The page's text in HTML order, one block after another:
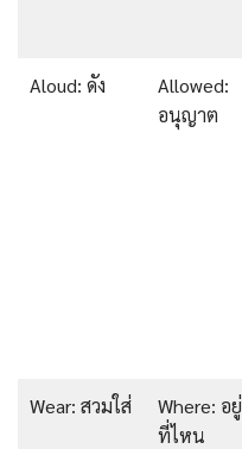
Aloud: ดัง
Allowed:
อนุญาต
Wear: สวมใส่
Where: อยู่
ที่ไหน